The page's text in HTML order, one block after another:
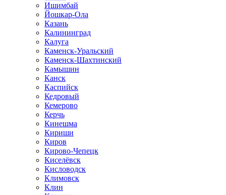
Ишимбай
Йошкар-Ола
Казань
Калининград
Калуга
Каменск-Уральский
Каменск-Шахтинский
Камышин
Канск
Каспийск
Кедровый
Кемерово
Керчь
Кинешма
Кириши
Киров
Кирово-Чепецк
Киселёвск
Кисловодск
Климовск
Клин